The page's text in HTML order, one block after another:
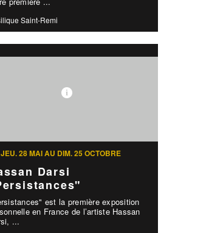
Saint-Remi
28 MAI AU DIM. 25 OCTOBRE
Darsi
est la première exposition
en France de l’artiste Hassan
...